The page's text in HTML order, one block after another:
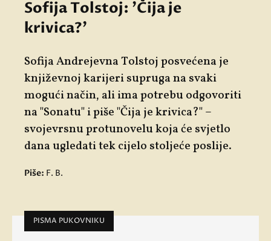
Sofija Tolstoj: 'Čija je
krivica?'
Sofija Andrejevna Tolstoj posvećena je
književnoj karijeri supruga na svaki
mogući način, ali ima potrebu odgovoriti
na "Sonatu"i piše "Čija je krivica?"–
svojevrsnu protunovelu koja će svjetlo
dana ugledati tek cijelo stoljeće poslije.
Piše: F. B.
PISMA PUKOVNIKU